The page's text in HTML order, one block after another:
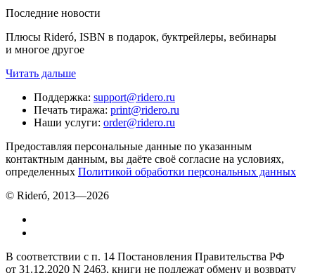
Последние новости
Плюсы Rideró, ISBN в подарок, буктрейлеры, вебинары
и многое другое
Читать дальше
Поддержка: support@ridero.ru
Печать тиража: print@ridero.ru
Наши услуги: order@ridero.ru
Предоставляя персональные данные по указанным
контактным данным, вы даёте своё согласие на условиях,
определенных Политикой обработки персональных данных
© Rideró, 2013—2026
В соответствии с п. 14 Постановления Правительства РФ
от 31.12.2020 N 2463, книги не подлежат обмену и возврату